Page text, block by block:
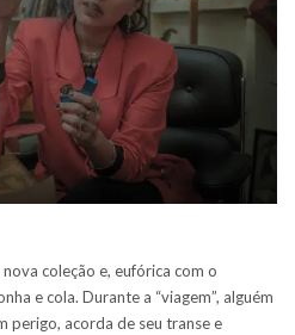
coleção e, eufórica com o
e cola. Durante a “viagem”, alguém
perigo, acorda de seu transe e